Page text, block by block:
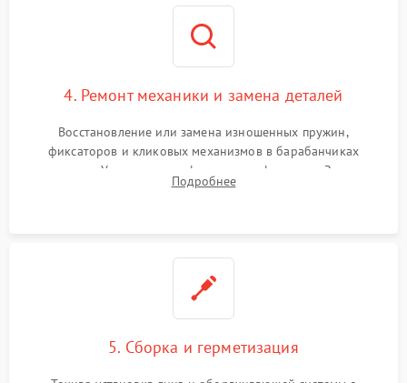
4. Ремонт механики и замена деталей
Восстановление или замена изношенных пружин,
фиксаторов и кликовых механизмов в барабанчиках
поправок. Устранение люфтов в трансфокаторе. Замена
поврежденных линз, разбитой сетки или восстановление
Подробнее
5. Сборка и герметизация